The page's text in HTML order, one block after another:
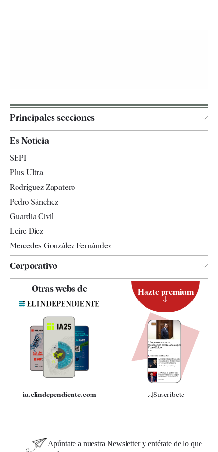
Principales secciones
España
Televisión
Es Noticia
SEPI
Plus Ultra
Rodríguez Zapatero
Pedro Sánchez
Guardia Civil
Leire Díez
Mercedes González Fernández
Corporativo
Contacto
Quiénes somos
Especificaciones
Otras webs de
ia.elindependiente.com
Hazte premium
Suscríbete
Apúntate a nuestra Newsletter y entérate de lo que